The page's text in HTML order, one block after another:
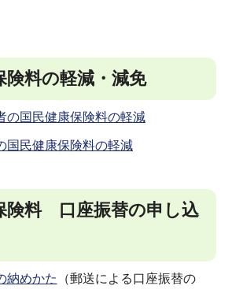
険料の軽減・減免
の国民健康保険料の軽減
国民健康保険料の軽減
険料 口座振替の申し込
納めかた （郵送による口座振替の